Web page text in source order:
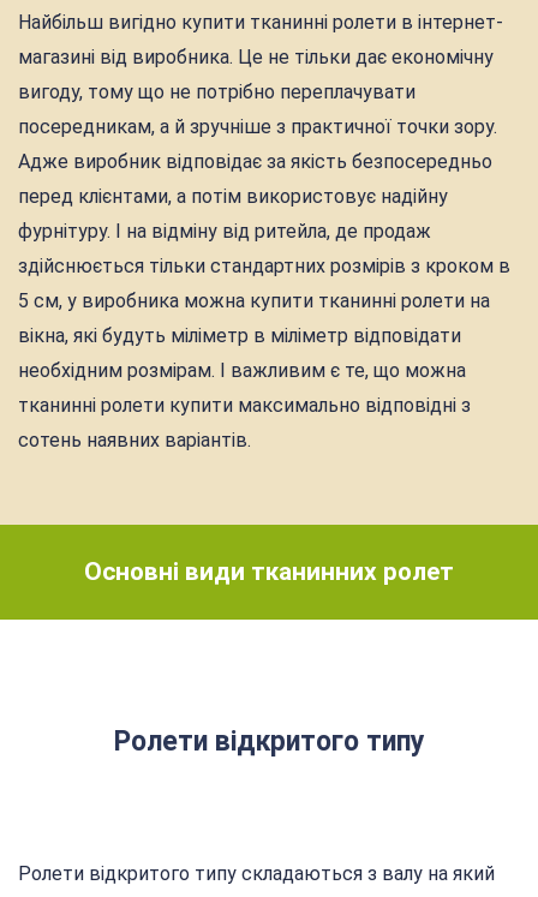
Найбільш вигідно купити тканинні ролети в інтернет-
магазині від виробника. Це не тільки дає економічну
вигоду, тому що не потрібно переплачувати
посередникам, а й зручніше з практичної точки зору.
Адже виробник відповідає за якість безпосередньо
перед клієнтами, а потім використовує надійну
фурнітуру. І на відміну від ритейла, де продаж
здійснюється тільки стандартних розмірів з кроком в
5 см, у виробника можна купити тканинні ролети на
вікна, які будуть міліметр в міліметр відповідати
необхідним розмірам. І важливим є те, що можна
тканинні ролети купити максимально відповідні з
сотень наявних варіантів.
Основні види тканинних ролет
Ролети відкритого типу
Ролети відкритого типу складаються з валу на який